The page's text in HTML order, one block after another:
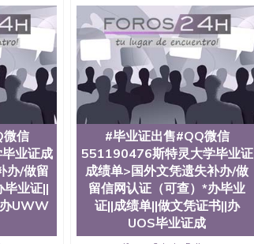
）圣何塞州立大学成绩单（ San Jose State
）成绩单圣何塞州立大学文凭（San Jose
）圣何塞州立大学（San Jose State
何塞州立大学（San Jose State University）
大学文凭（San Jose State University）文凭
大学学历（ San Jose State University）圣何
学历（San Jose State University）圣 塞州立
Jose State University）圣何塞州立大学
University）圣何塞州立大学（San Jose
）圣何塞州立大学学位证（San Jose
）圣何塞州立大学（San Jose State
塞州立大学（San Jose State University）圣
位证（San Jose State University）圣何塞州
业证（San Jose State University）圣何塞州
业证（San Jose State University）圣何塞州
位证（San Jose State University）圣何塞州
微信
业证成
办/做留
毕业证||
UWW
#毕业证出售#QQ微信
551190476斯特灵大学毕业证
成绩单>国外文凭遗失补办/做
留信网认证（可查）*办毕业
证||成绩单||做文凭证书||办
UOS毕业证成